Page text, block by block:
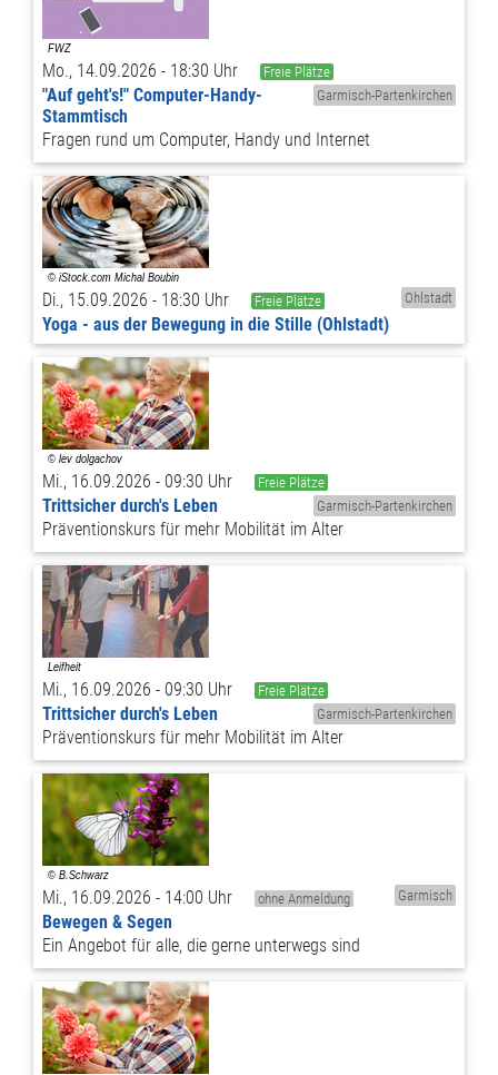
Mo., 14.09.2026 - 18:30 Uhr
Freie Plätze
Garmisch-Partenkirchen
"Auf geht's!" Computer-Handy-
Stammtisch
Fragen rund um Computer, Handy und Internet
Di., 15.09.2026 - 18:30 Uhr Freie Plätze Ohlstadt
Yoga - aus der Bewegung in die Stille (Ohlstadt)
Mi., 16.09.2026 - 09:30 Uhr
Freie Plätze
Garmisch-Partenkirchen
Trittsicher durch's Leben
Präventionskurs für mehr Mobilität im Alter
Mi., 16.09.2026 - 09:30 Uhr
Freie Plätze
Garmisch-Partenkirchen
Trittsicher durch's Leben
Präventionskurs für mehr Mobilität im Alter
Mi., 16.09.2026 - 14:00 Uhr ohne Anmeldung Garmisch
Bewegen & Segen
Ein Angebot für alle, die gerne unterwegs sind